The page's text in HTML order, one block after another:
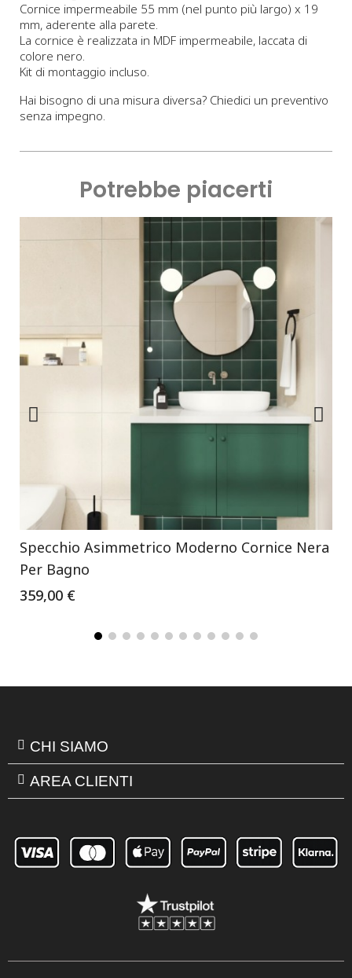
Cornice impermeabile 55 mm (nel punto più largo) x 19
mm, aderente alla parete.
La cornice è realizzata in MDF impermeabile, laccata di
colore nero.
Kit di montaggio incluso.
Hai bisogno di una misura diversa? Chiedici un preventivo
senza impegno.
Potrebbe piacerti
Specchio Asimmetrico Moderno Cornice Nera
Per Bagno
359,00 €
CHI SIAMO
AREA CLIENTI